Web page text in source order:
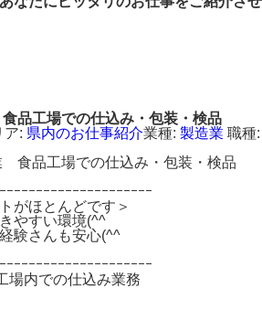
品工場での仕込み・包装・検品
ア: 県内のお仕事紹介業種: 製造業 職種:
ｰｰｰｰｰｰｰｰｰｰｰｰｰｰｰｰｰｰｰｰ
がほとんどです＞
やすい環境(^^
験さんも安心(^^
ｰｰｰｰｰｰｰｰｰｰｰｰｰｰｰｰｰｰｰｰ
内での仕込み業務